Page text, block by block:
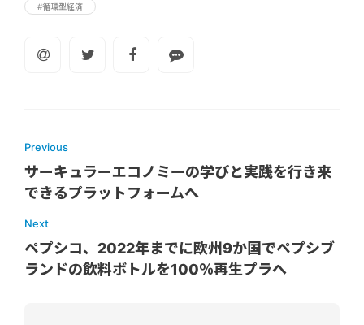
#循環型経済
Previous
サーキュラーエコノミーの学びと実践を行き来
できるプラットフォームへ
Next
ペプシコ、2022年までに欧州9か国でペプシブ
ランドの飲料ボトルを100％再生プラへ